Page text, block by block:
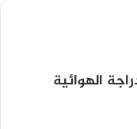
الهوائية